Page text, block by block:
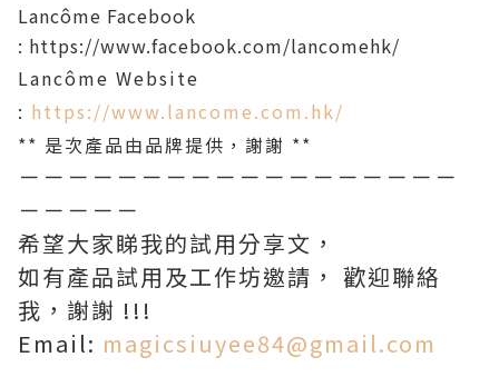
Lancôme Facebook
: https://www.facebook.com/lancomehk/
Lancôme Website
: https://www.lancome.com.hk/
** 是次產品由品牌提供，謝謝 **
－－－－－－－－－－－－－－－－－－
－－－－－
希望大家睇我的試用分享文，
如有產品試用及工作坊邀請， 歡迎聯絡
我，謝謝 !!!
Email: magicsiuyee84@gmail.com